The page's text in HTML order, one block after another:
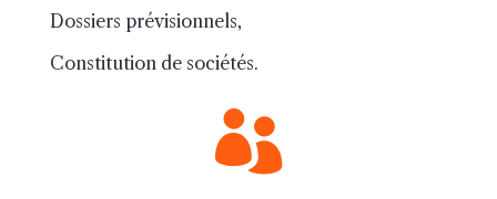
Dossiers prévisionnels,
Constitution de sociétés.
